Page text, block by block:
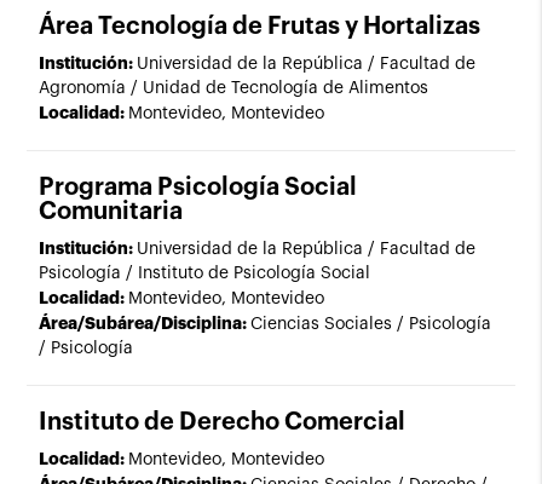
Área Tecnología de Frutas y Hortalizas
Institución: Universidad de la República / Facultad de
Agronomía / Unidad de Tecnología de Alimentos
Localidad: Montevideo, Montevideo
Programa Psicología Social
Comunitaria
Institución: Universidad de la República / Facultad de
Psicología / Instituto de Psicología Social
Localidad: Montevideo, Montevideo
Área/Subárea/Disciplina:Ciencias Sociales / Psicología
/ Psicología
Instituto de Derecho Comercial
Localidad: Montevideo, Montevideo